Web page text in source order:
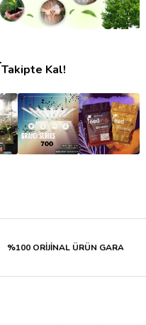
Takipte Kal!
ÜRÜN GARANTİSİ